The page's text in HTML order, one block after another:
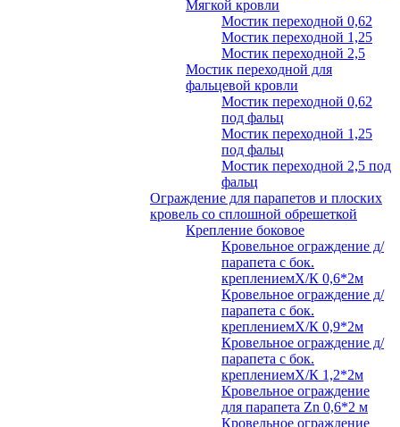
Мягкой кровли
Мостик переходной 0,62
Мостик переходной 1,25
Мостик переходной 2,5
Мостик переходной для
фальцевой кровли
Мостик переходной 0,62
под фальц
Мостик переходной 1,25
под фальц
Мостик переходной 2,5 под
фальц
Ограждение для парапетов и плоских
кровель со сплошной обрешеткой
Крепление боковое
Кровельное ограждение д/
парапета с бок.
креплениемХ/К 0,6*2м
Кровельное ограждение д/
парапета с бок.
креплениемХ/К 0,9*2м
Кровельное ограждение д/
парапета с бок.
креплениемХ/К 1,2*2м
Кровельное ограждение
для парапета Zn 0,6*2 м
Кровельное ограждение